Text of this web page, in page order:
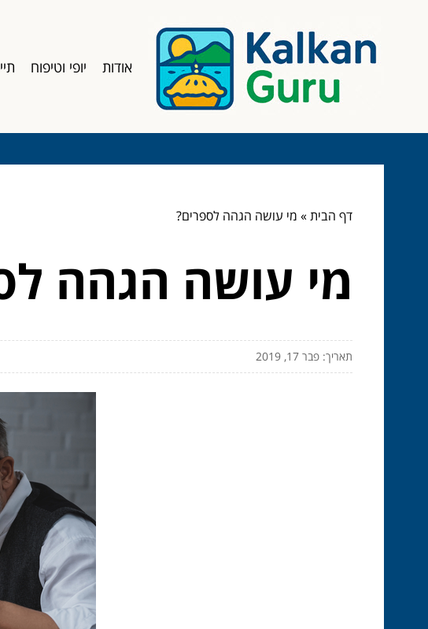
אודות יופי וטיפוח
דף הבית» מי עושה הגהה לספרים?
מי עושה הגהה
תאריך: פבר 17, 2019